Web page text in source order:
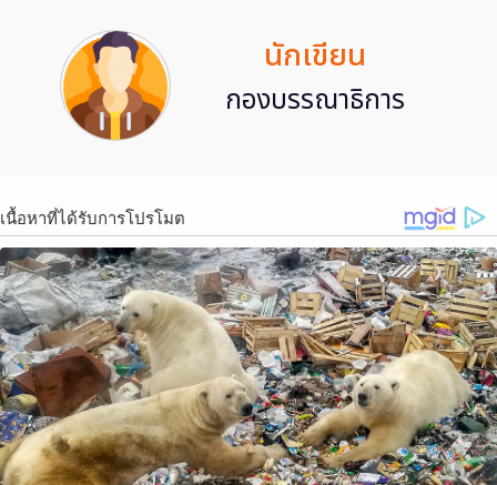
นักเขียน
กองบรรณาธิการ
เนื้อหาที่ได้รับการโปรโมต